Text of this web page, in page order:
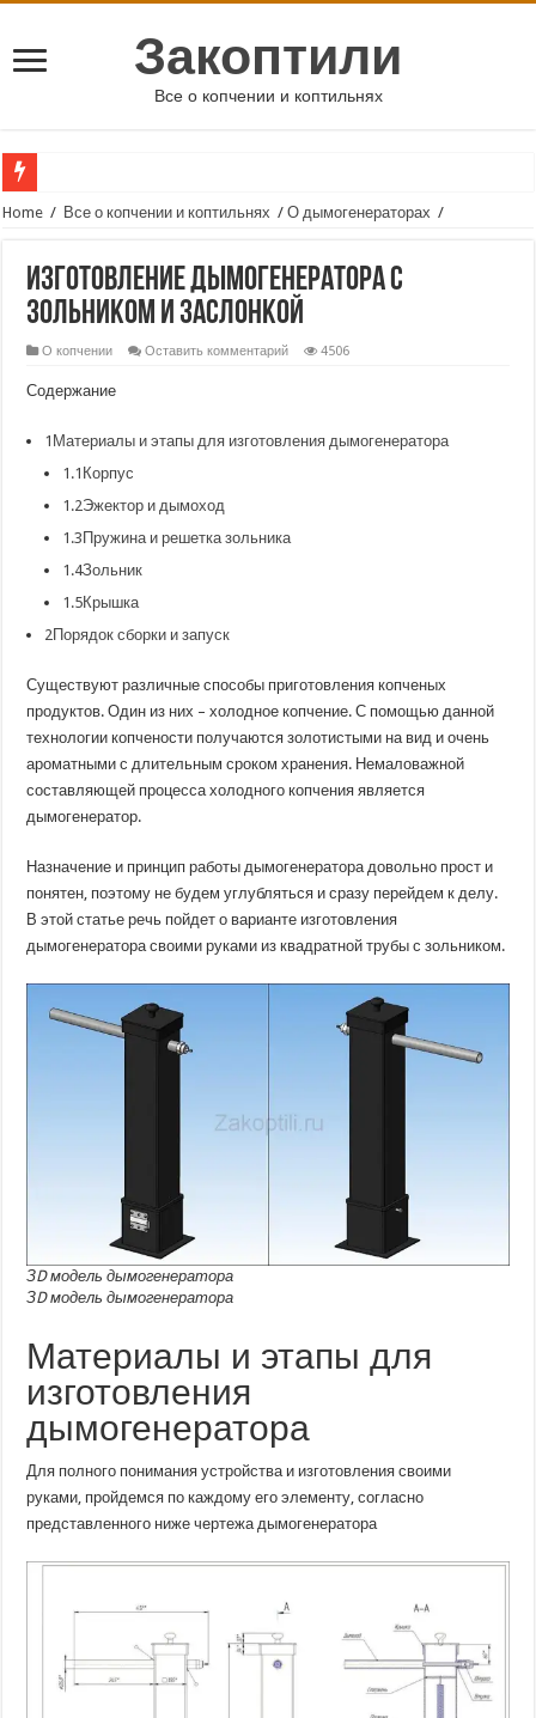
Закоптили
Все о копчении и коптильнях
Home / Все о копчении и коптильнях / О дымогенераторах /
Изготовление дымогенератора с
зольником и заслонкой
О копчении Оставить комментарий 4506
Содержание
1 Материалы и этапы для изготовления дымогенератора
1.1 Корпус
1.2Эжектор и дымоход
1.3 Пружина и решетка зольника
1.4Зольник
1.5Крышка
2Порядок сборки и запуск
Существуют различные способы приготовления копченых
продуктов. Один из них – холодное копчение. С помощью данной
технологии копчености получаются золотистыми на вид и очень
ароматными с длительным сроком хранения. Немаловажной
составляющей процесса холодного копчения является
дымогенератор.
Назначение и принцип работы дымогенератора довольно прост и
понятен, поэтому не будем углубляться и сразу перейдем к делу.
В этой статье речь пойдет о варианте изготовления
дымогенератора своими руками из квадратной трубы с зольником.
ЗD модель дымогенератора
ЗD модель дымогенератора
Материалы и этапы для
изготовления
дымогенератора
Для полного понимания устройства и изготовления своими
руками, пройдемся по каждому его элементу, согласно
представленного ниже чертежа дымогенератора